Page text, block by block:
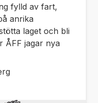
fylld av fart,
anrika
laget och bli
ÅFF jagar nya